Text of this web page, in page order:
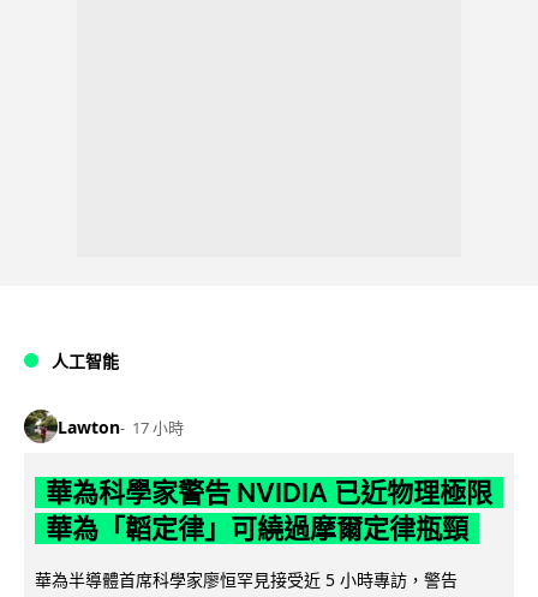
人工智能
Lawton 17 小時
華為科學家警告 NVIDIA 已近物理極限
華為「韜定律」可繞過摩爾定律瓶頸
華為半導體首席科學家廖恒罕見接受近 5 小時專訪，警告